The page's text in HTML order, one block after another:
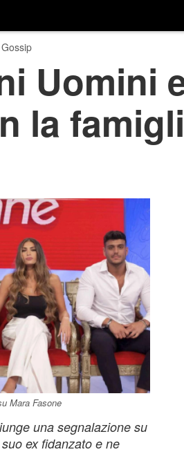
Uomini
la
Mara Fasone
una segnalazione su
ex fidanzato e ne